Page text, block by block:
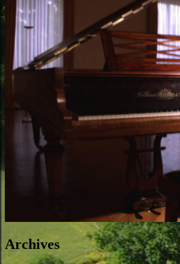
Archives